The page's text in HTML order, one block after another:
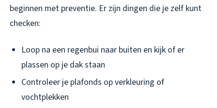
beginnen met preventie. Er zijn dingen die je zelf kunt
checken:
Loop na een regenbui naar buiten en kijk of er
plassen op je dak staan
Controleer je plafonds op verkleuring of
vochtplekken